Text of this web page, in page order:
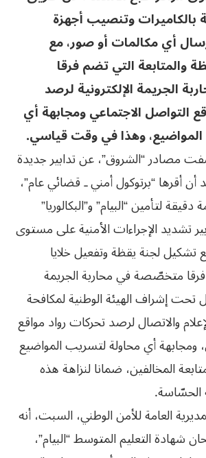
بالكاميرات وتنصيب أجهزة
أي مكالمات أو صور، مع
والمتابعة التي تضم فرقا
الجريمة الإلكترونية لرصد
التواصل الاجتماعي ومجابهة أي
وهذا في وقت قياسي.
مصادر “الشروق”، عن تدابير جديدة
أن أقرها “برتوكول أمني ـ قضائي عام”،
لتأمين “البيام” و”البكالوريا”
تشديد الإجراءات الأمنية على مستوى
تشكيل لجنة يقظة وتفعيل خلايا
فرقا متخصّصة في محاربة الجريمة
تحت إشراف الهيئة الوطنية لمكافحة
والاتصال لرصد تحركات رواد مواقع
ومجابهة أي محاولة لتسريب المواضيع
المخالفين، ضمانا لنزاهة هذه
الحسّاسة.
العامة للأمن الوطني، السبت، أنه
شهادة التعليم المتوسط “البيام”،